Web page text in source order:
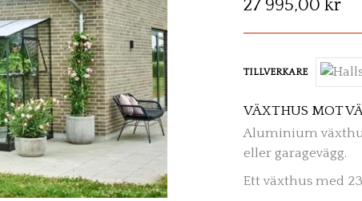
27 995,00 kr
TILLVERKARE
VÄXTHUS MOT
Aluminium
eller garagevägg.
Ett växthus med